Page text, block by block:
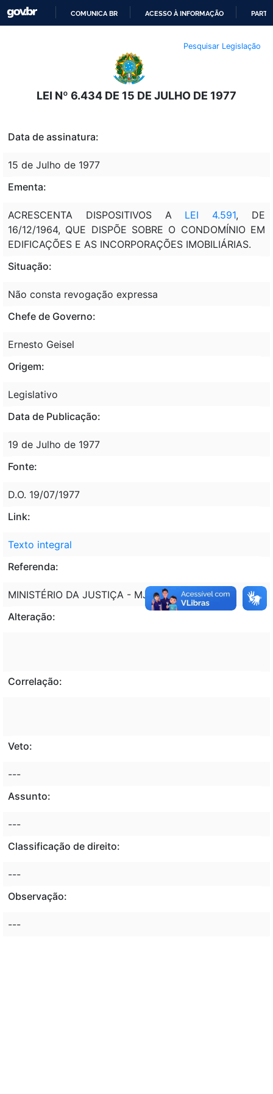
O
CONTEÚDO
COMUNICA BR ACESSO À INFORMAÇÃO
Pesquisar Legislação
LEI Nº 6.434 DE 15 DE JULHO DE 1977
Data de assinatura:
15 de Julho de 1977
Ementa:
ACRESCENTA DISPOSITIVOS A LEI 4.591, DE
16/12/1964, QUE DISPÕE SOBRE O CONDOMÍNIO EM
EDIFICAÇÕES E AS INCORPORAÇÕES IMOBILIÁRIAS.
Situação:
Não consta revogação expressa
Chefe de Governo:
Ernesto Geisel
Origem:
Legislativo
Data de Publicação:
19 de Julho de 1977
Fonte:
D.O. 19/07/1977
Link:
Texto integral
Referenda:
MINISTÉRIO DA JUSTIÇA - MJ
Alteração:
Correlação:
Veto:
---
Assunto:
---
Classificação de direito:
---
Observação:
---